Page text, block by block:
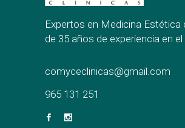
Expertos en Medicina Estética
de 35 años de experiencia en
comyceclinicas@gmail.com
965 131 251